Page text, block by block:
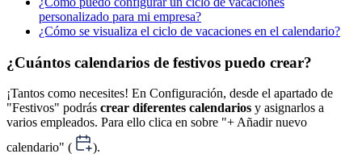
personalizado para mi empresa?
¿Cómo se visualiza el ciclo de vacaciones en el calendario?
¿Cuántos calendarios de festivos puedo crear?
¡Tantos como necesites! En Configuración, desde el apartado de
"Festivos" podrás crear diferentes calendarios y asignarlos a
varios empleados. Para ello clica en sobre "+ Añadir nuevo
calendario" ( ).